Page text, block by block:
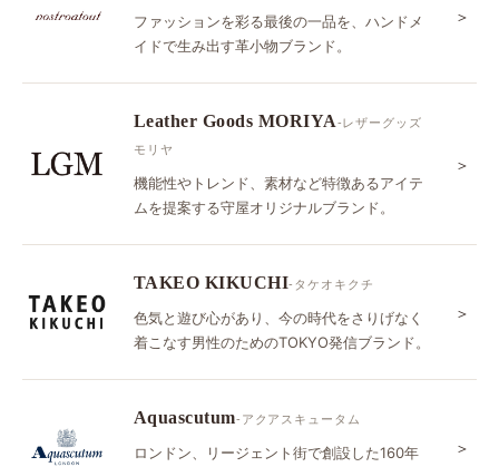
ファッションを彩る最後の一品を、ハンドメ
イドで生み出す革小物ブランド。
＞
Leather Goods MORIYA-レザーグッズ
モリヤ
機能性やトレンド、素材など特徴あるアイテ
ムを提案する守屋オリジナルブランド。
＞
TAKEO KIKUCHI-タケオキクチ
色気と遊び心があり、今の時代をさりげなく
着こなす男性のためのTOKYO発信ブランド。
＞
Aquascutum-アクアスキュータム
ロンドン、リージェント街で創設した160年
＞